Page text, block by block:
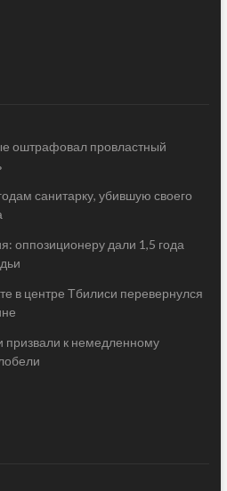
оштрафовал провластный
санитарку, убившую своего
оппозиционеру дали 1,5 года
в центре Тбилиси перевернулся
призвали к немедленному